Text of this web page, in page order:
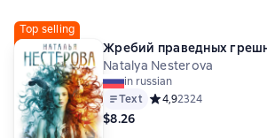
Top selling
Жребий праведных
Natalya Nesterova
in russian
Text Средний рейтинг 4,9
4,92324
$8.26